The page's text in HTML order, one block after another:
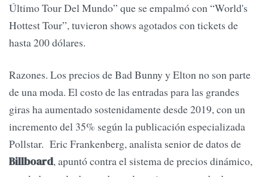
Último Tour Del Mundo” que se empalmó con “World's
Hottest Tour”, tuvieron shows agotados con tickets de
hasta 200 dólares.
Razones. Los precios de Bad Bunny y Elton no son parte
de una moda. El costo de las entradas para las grandes
giras ha aumentado sostenidamente desde 2019, con un
incremento del 35% según la publicación especializada
Pollstar. Eric Frankenberg, analista senior de datos de
Billboard, apuntó contra el sistema de precios dinámico,